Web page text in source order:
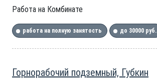
Работа на Комбинате
работа на полную занятость до 30000 руб.
Горнорабочий подземный, Губкин